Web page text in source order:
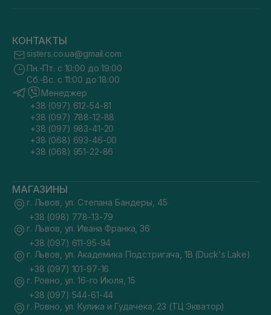
КОНТАКТЫ
sisters.co.ua@gmail.com
Пн.-Пт. с 10:00 до 19:00
Сб.-Вс. с 11:00 до 18:00
Менеджер
+38 (097) 612-54-81
+38 (097) 788-12-88
+38 (097) 983-41-20
+38 (068) 693-46-00
+38 (068) 951-22-86
МАГАЗИНЫ
г. Львов, ул. Степана Бандеры, 45
+38 (098) 778-13-79
г. Львов, ул. Ивана Франка, 36
+38 (097) 611-95-94
г. Львов, ул. Академика Подстригача, 1В (Duck's Lake)
+38 (097) 101-97-16
г. Ровно, ул. 16-го Июля, 15
+38 (097) 544-61-44
г. Ровно, ул. Кулика и Гудачека, 23 (ТЦ Экватор)